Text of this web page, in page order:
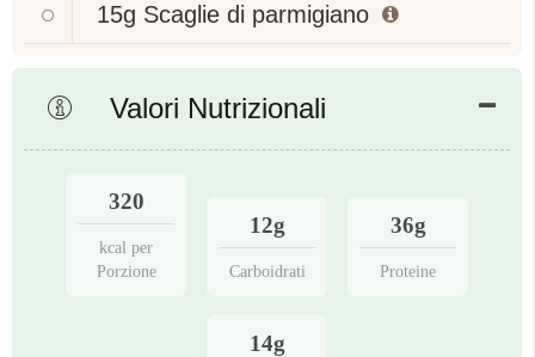
15g Scaglie di parmigiano
Valori Nutrizionali
320
kcal per
Porzione
12g
Carboidrati
36g
Proteine
14g